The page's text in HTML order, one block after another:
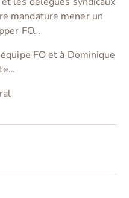
mandature mener un
FO…
FO et à Dominique